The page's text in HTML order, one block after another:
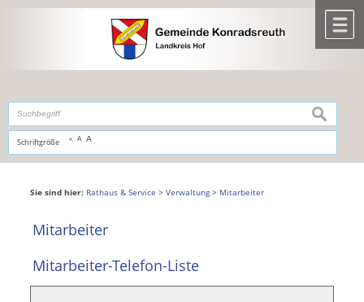
,zur Navigationoderzur Startseitespringen.
Schriftgröße A A A
suchen
Sie sind hier: Rathaus & Service > Verwaltung> Mitarbeiter
Mitarbeiter
Mitarbeiter-Telefon-Liste